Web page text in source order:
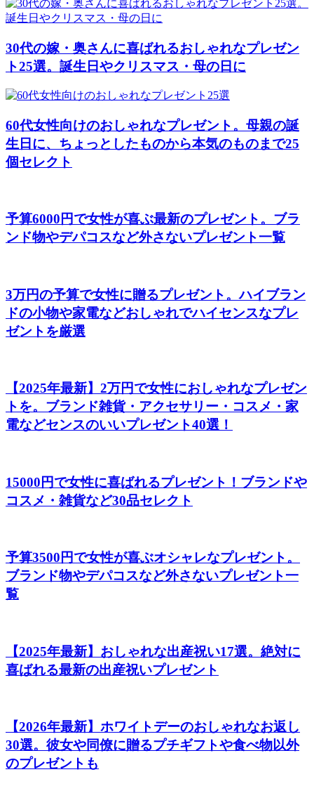
30代の嫁・奥さんに喜ばれるおしゃれなプレゼン
ト25選。誕生日やクリスマス・母の日に
60代女性向けのおしゃれなプレゼント。母親の誕
生日に、ちょっとしたものから本気のものまで25
個セレクト
予算6000円で女性が喜ぶ最新のプレゼント。ブラ
ンド物やデパコスなど外さないプレゼント一覧
3万円の予算で女性に贈るプレゼント。ハイブラン
ドの小物や家電などおしゃれでハイセンスなプレ
ゼントを厳選
【2025年最新】2万円で女性におしゃれなプレゼン
トを。ブランド雑貨・アクセサリー・コスメ・家
電などセンスのいいプレゼント40選！
15000円で女性に喜ばれるプレゼント！ブランドや
コスメ・雑貨など30品セレクト
予算3500円で女性が喜ぶオシャレなプレゼント。
ブランド物やデパコスなど外さないプレゼント一
覧
【2025年最新】おしゃれな出産祝い17選。絶対に
喜ばれる最新の出産祝いプレゼント
【2026年最新】ホワイトデーのおしゃれなお返し
30選。彼女や同僚に贈るプチギフトや食べ物以外
のプレゼントも